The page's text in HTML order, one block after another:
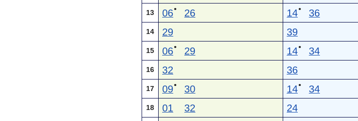
13 06● 26 14● 36
14 29 39
15 06● 29 14● 34
16 32 36
17 09● 30 14● 34
18 01 32 24